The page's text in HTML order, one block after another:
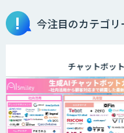
スのAI
今注目のカテゴリ
チャットボット